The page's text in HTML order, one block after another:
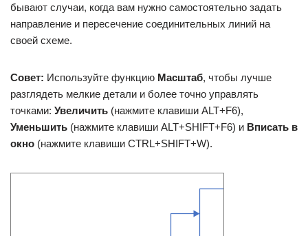
бывают случаи, когда вам нужно самостоятельно задать
направление и пересечение соединительных линий на
своей схеме.
Совет: Используйте функцию Масштаб, чтобы лучше
разглядеть мелкие детали и более точно управлять
точками: Увеличить (нажмите клавиши ALT+F6),
Уменьшить (нажмите клавиши ALT+SHIFT+F6) и Вписать в
окно (нажмите клавиши CTRL+SHIFT+W).